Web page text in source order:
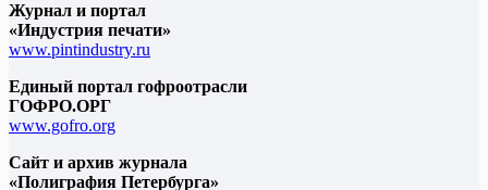
Журнал и портал
«Индустрия печати»
www.pintindustry.ru
Единый портал гофроотрасли
ГОФРО.ОРГ
www.gofro.org
Сайт и архив журнала
«Полиграфия Петербурга»